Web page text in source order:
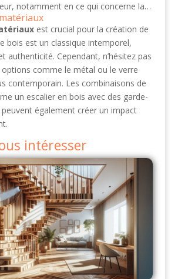
notamment en ce qui concerne la…
est crucial pour la création de
bois est un classique intemporel,
authenticité. Cependant, n’hésitez pas
options comme le métal ou le verre
contemporain. Les combinaisons de
un escalier en bois avec des garde-
également créer un impact
intéresser